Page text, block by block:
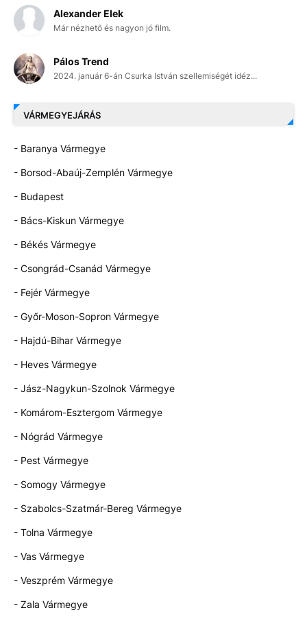
Alexander Elek
Már nézhető és nagyon jó film.
Pálos Trend
2024. január 6-án Csurka István szellemiségét idéz...
VÁRMEGYEJÁRÁS
- Baranya Vármegye
- Borsod-Abaúj-Zemplén Vármegye
- Budapest
- Bács-Kiskun Vármegye
- Békés Vármegye
- Csongrád-Csanád Vármegye
- Fejér Vármegye
- Győr-Moson-Sopron Vármegye
- Hajdú-Bihar Vármegye
- Heves Vármegye
- Jász-Nagykun-Szolnok Vármegye
- Komárom-Esztergom Vármegye
- Nógrád Vármegye
- Pest Vármegye
- Somogy Vármegye
- Szabolcs-Szatmár-Bereg Vármegye
- Tolna Vármegye
- Vas Vármegye
- Veszprém Vármegye
- Zala Vármegye